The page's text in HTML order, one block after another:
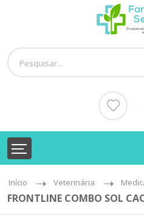
Início Veterinária
FRONTLINE COMBO SOL